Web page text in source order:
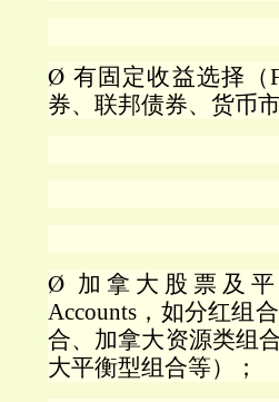
Ø有固定收益选择（
券、联邦债券、货币
Ø 加拿大股票及
Accounts ，如分红组
合、加拿大资源类组
大平衡型组合等）；